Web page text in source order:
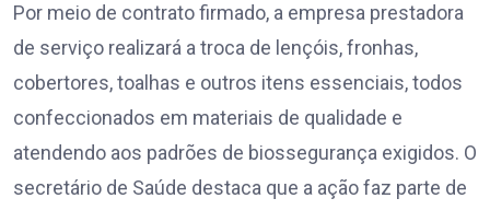
Por meio de contrato firmado, a empresa prestadora
de serviço realizará a troca de lençóis, fronhas,
cobertores, toalhas e outros itens essenciais, todos
confeccionados em materiais de qualidade e
atendendo aos padrões de biossegurança exigidos. O
secretário de Saúde destaca que a ação faz parte de